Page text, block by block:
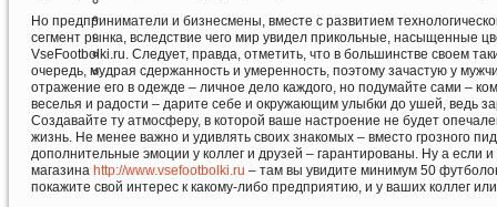
Но предприниматели и бизнесмены, вместе с развитием
сегмент рынка, вследствие чего мир увидел прикольные, насыщенные
VseFootbolki.ru. Следует, правда, отметить, что в большинстве своем
очередь, мудрая сдержанность и умеренность, поэтому зачастую у
отражение его в одежде – личное дело каждого, но подумайте сами –
веселья и радости – дарите себе и окружающим улыбки до ушей, ведь
Создавайте ту атмосферу, в которой ваше настроение не будет
жизнь. Не менее важно и удивлять своих знакомых – вместо грозного
дополнительные эмоции у коллег и друзей – гарантированы. Ну а если
магазина http://www.vsefootbolki.ru – там вы увидите минимум 50
покажите свой интерес к какому-либо предприятию, и у ваших коллег